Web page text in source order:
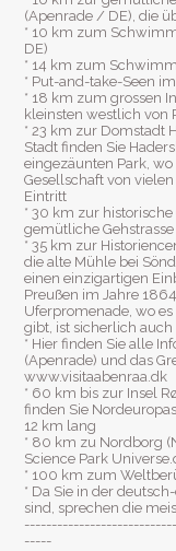
(Apenrade / DE), die
* 10 km zum
DE)
* 14 km zum
* Put-and-take-Seen
* 18 km zum grossen
kleinsten westlich von
* 23 km zur Domstadt
Stadt finden Sie
eingezäunten Park,
Gesellschaft von
Eintritt
* 30 km zur
gemütliche
* 35 km zur
die alte Mühle bei
einen einzigartigen
Preußen im Jahre
Uferpromenade, wo
gibt, ist sicherlich
* Hier finden Sie alle
(Apenrade) und das
www.visitaabenraa.dk
* 60 km bis zur Insel
finden Sie
12 km lang
* 80 km zu Nordborg
Science Park
* 100 km zum
* Da Sie in der
sind, sprechen die
-----